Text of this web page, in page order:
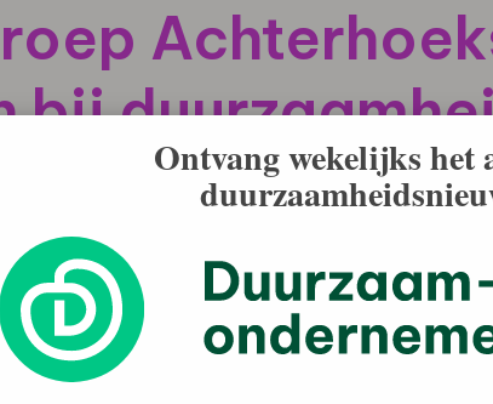
bij
hebben zich in de afgelopen tweeënhalf jaar
Duurzaam (AOD). ‘Dit jaar willen we nog enkele
deelnemen aan het initiatief’, vertelt
dat is ontstaan vanuit de Samenwerkende
Ontvang wekelijks het